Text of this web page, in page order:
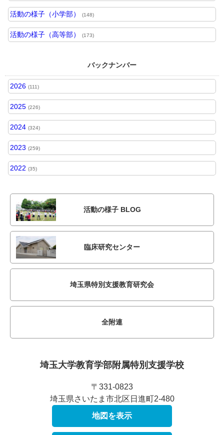
活動の様子（小学部） (148)
活動の様子（高等部） (173)
バックナンバー
2026 (111)
2025 (226)
2024 (324)
2023 (259)
2022 (35)
活動の様子 BLOG
臨床研究センター
埼玉県特別支援教育研究会
全附連
埼玉大学教育学部附属特別支援学校
〒331-0823
埼玉県さいたま市北区日進町2-480
地図を表示